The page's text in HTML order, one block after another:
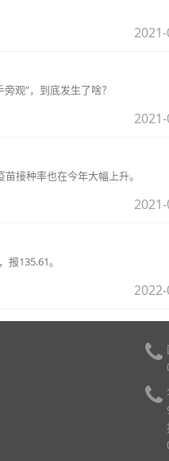
观”，到底发生了啥？
接种率也在今年大幅上升。
2021-
135.61。